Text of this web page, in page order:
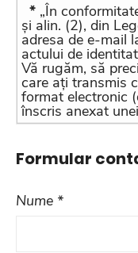
* „În
și alin. (2), din
adresa de e-mail
actului de
Vă rugăm, să
care ați transmis
format electronic
înscris anexat
Formular
Nume *